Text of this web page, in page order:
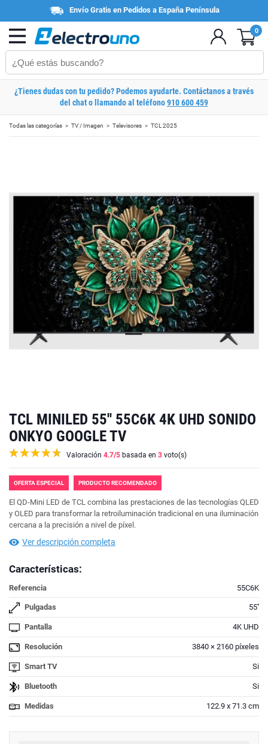
Envío Gratis en Pedidos a España Península
0
¿Tienes dudas con tu pedido? Podemos ayudarte. Contáctanos a través
del chat o llamando al teléfono910 600 459
Todas las categorías TV / Imagen Televisores TCL 2025
TCL MINILED 55'' 55C6K 4K UHD SONIDO
ONKYO GOOGLE TV
Valoración 4.7/5 basada en 3 voto(s)
OFERTA ESPECIAL PRODUCTO RECOMENDADO
El QD-Mini LED de TCL combina las prestaciones de las tecnologías QLED
y OLED para transformar la retroiluminación tradicional en una iluminación
cercana a la precisión a nivel de píxel.
Ver descripción completa
Características:
Referencia 55C6K
Pulgadas 55''
Pantalla 4K UHD
Resolución 3840 × 2160 píxeles
Smart TV Si
Bluetooth Si
Medidas 122.9 x 71.3 cm